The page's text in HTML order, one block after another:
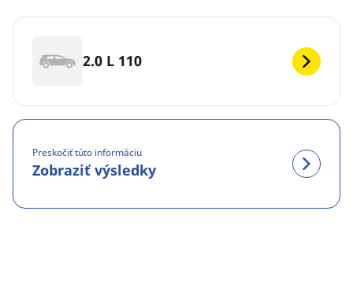
2.0 L 110
Preskočiť túto informáciu
Zobraziť výsledky